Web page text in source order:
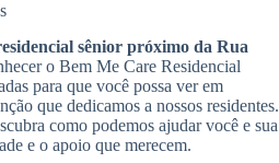
sênior próximo da Rua
o Bem Me Care Residencial
para que você possa ver em
que dedicamos a nossos residentes.
como podemos ajudar você e sua
e o apoio que merecem.